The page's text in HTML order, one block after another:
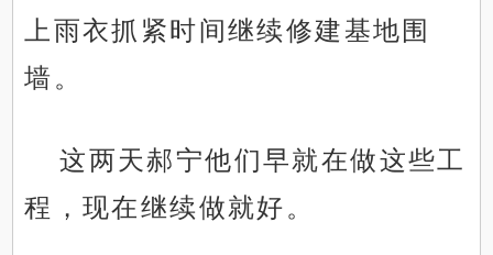
上雨衣抓紧时间继续修建基地围
墙。
这两天郝宁他们早就在做这些工
程，现在继续做就好。